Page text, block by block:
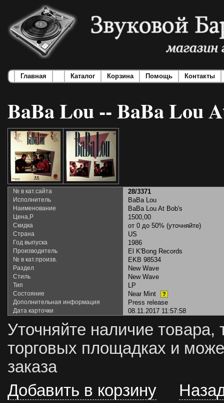
Главная Каталог Корзина Помощь Контакты
BaBa Lou -- BaBa Lou
№ в кат.сайта 28/3371
Исполнитель BaBa Lou
Наименование BaBa Lou At Bob's
Цена,Р 1500,00
Скидка от 0 до 50% (уточняйте)
Страна US
Год выпуска 1986
Производитель El K'Bong Records
№ в кат.произв. EKB 98534
Раздел New Wave
Стиль New Wave
Тип LP
Состояние Near Mint ?
Дополнительная информация Press release
Дата карточки 08.11.2017 11:57:58
Уточняйте наличие товара,
торговых площадках и
заказа
Добавить в корзину